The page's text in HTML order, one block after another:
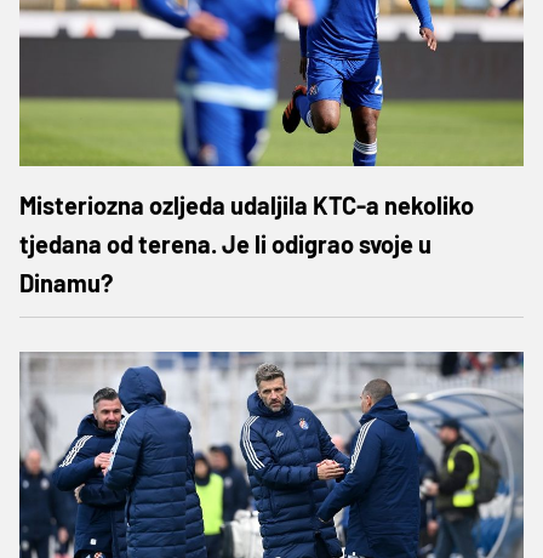
Misteriozna ozljeda udaljila KTC-a nekoliko
tjedana od terena. Je li odigrao svoje u
Dinamu?